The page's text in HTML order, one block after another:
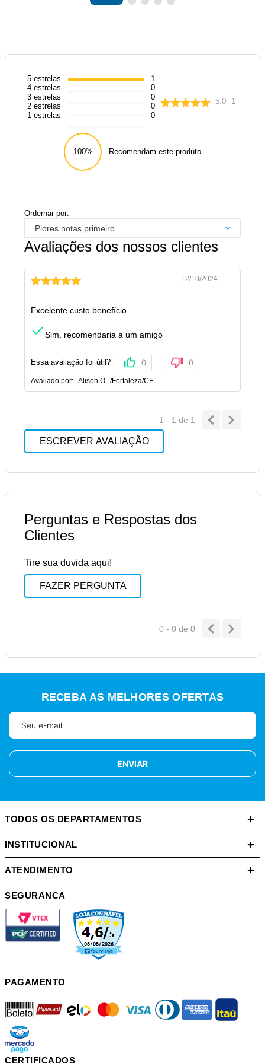
5 estrelas
4 estrelas
3 estrelas
2 estrelas
1 estrelas
1
0
0
0
0
5.0 1
100% Recomendam este produto
Ordernar por:
Piores notas primeiro
Avaliações dos nossos clientes
12/10/2024
Excelente custo benefício
Sim, recomendaria a um amigo
Essa avaliação foi útil? 0 0
Avaliado por: Alison O. /Fortaleza/CE
1 - 1 de 1
ESCREVER AVALIAÇÃO
Perguntas e Respostas dos
Clientes
Tire sua duvida aqui!
FAZER PERGUNTA
0 - 0 de 0
RECEBA AS MELHORES OFERTAS
ENVIAR
TODOS OS DEPARTAMENTOS +
INSTITUCIONAL +
ATENDIMENTO +
SEGURANCA
PAGAMENTO
boleto mastercard diners american itau
mercadopago
CERTIFICADOS